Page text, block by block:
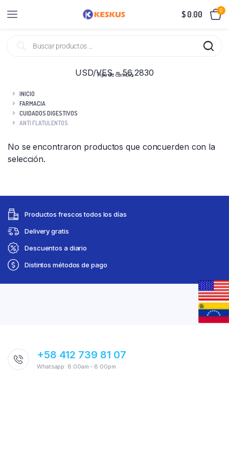
$ 0.00 0
Tipo de cambio
USD/VES = 56,2830
INICIO
FARMACIA
CUIDADOS DIGESTIVOS
ANTI FLATULENTOS
No se encontraron productos que concuerden con la
selección.
Productos frescos todos los días
Delivery gratis
Descuentos a diario
Distintos métodos de pago
+58 412 739 81 07
Whatsapp: 8:00am - 8:00pm